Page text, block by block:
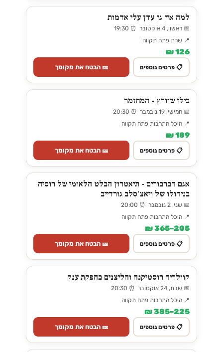
למה אין גן עדן עלי אדמות
📅 ראשון, 4 אוקטובר ⏰ 19:30
📍 שרת פתח תקווה
126 ₪
📋 פרטים נוספים 🎫 הבטח את מקומך
בילי שוורץ - המחזמר
📅 חמישי, 19 נובמבר ⏰ 20:30
📍 היכל התרבות פתח תקווה
189 ₪
📋 פרטים נוספים 🎫 הבטח את מקומך
אגם הברבורים - תיאטרון הבלט הלאומי של רוסיה
בניהולו של ויאצ'סלב גורדייב
📅 שני, 2 נובמבר ⏰ 20:00
📍 היכל התרבות פתח תקווה
205–365 ₪
📋 פרטים נוספים 🎫 הבטח את מקומך
קוולריה רוסטיקנה והליצנים בהפקת ענק
📅 שבת, 24 אוקטובר ⏰ 20:30
📍 היכל התרבות פתח תקווה
225–385 ₪
📋 פרטים נוספים 🎫 הבטח את מקומך